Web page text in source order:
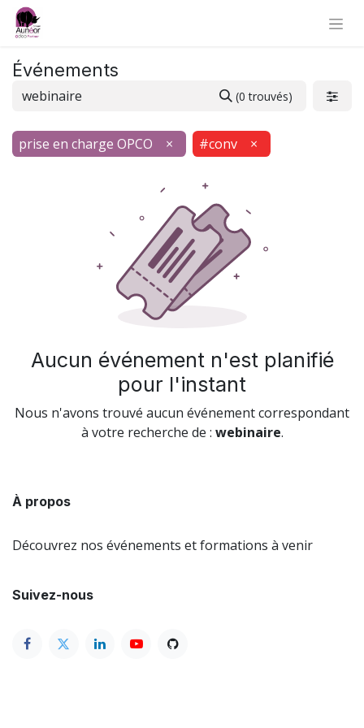
Événements
(0 trouvés)
prise en charge OPCO × #conv ×
Aucun événement n'est planifié
pour l'instant
Nous n'avons trouvé aucun événement correspondant
à votre recherche de : webinaire.
À propos
Découvrez nos événements et formations à venir
Suivez-nous